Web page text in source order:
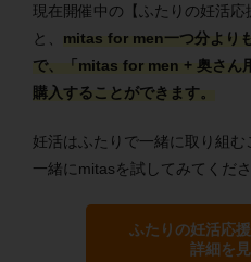
現在開催中の【ふたりの妊活
と、 mitas for men一つ分より
で、「mitas for men + 奥さん
購入することができます。
妊活はふたりで一緒に取り組
一緒にmitasを試してみてくださ
ふたりの妊活応
詳細を